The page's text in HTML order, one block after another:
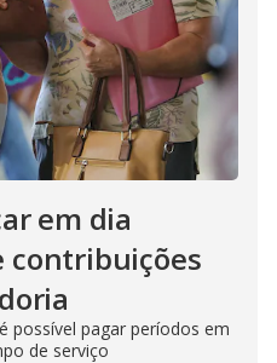
em dia
contribuições
possível pagar períodos em
de serviço